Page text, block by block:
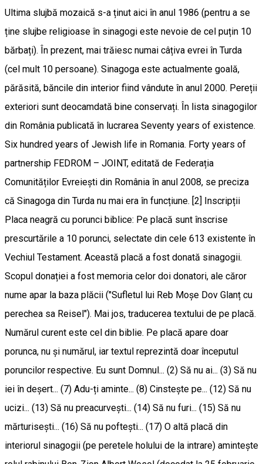
Ultima slujbă mozaică s-a ținut aici în anul 1986 (pentru a se
ține slujbe religioase în sinagogi este nevoie de cel puțin 10
bărbați). În prezent, mai trăiesc numai câțiva evrei în Turda
(cel mult 10 persoane). Sinagoga este actualmente goală,
părăsită, băncile din interior fiind vândute în anul 2000. Pereții
exteriori sunt deocamdată bine conservați. În lista sinagogilor
din România publicată în lucrarea Seventy years of existence.
Six hundred years of Jewish life in Romania. Forty years of
partnership FEDROM – JOINT, editată de Federația
Comunităților Evreiești din România în anul 2008, se preciza
că Sinagoga din Turda nu mai era în funcțiune. [2] Inscripții
Placa neagră cu porunci biblice: Pe placă sunt înscrise
prescurtările a 10 porunci, selectate din cele 613 existente în
Vechiul Testament. Această placă a fost donată sinagogii.
Scopul donației a fost memoria celor doi donatori, ale căror
nume apar la baza plăcii ("Sufletul lui Reb Moșe Dov Glanț cu
perechea sa Reisel"). Mai jos, traducerea textului de pe placă.
Numărul curent este cel din biblie. Pe placă apare doar
porunca, nu și numărul, iar textul reprezintă doar începutul
poruncilor respective. Eu sunt Domnul... (2) Să nu ai... (3) Să nu
iei în deșert... (7) Adu-ți aminte... (8) Cinstește pe... (12) Să nu
ucizi... (13) Să nu preacurvești... (14) Să nu furi... (15) Să nu
mărturisești... (16) Să nu poftești... (17) O altă placă din
interiorul sinagogii (pe peretele holului de la intrare) amintește